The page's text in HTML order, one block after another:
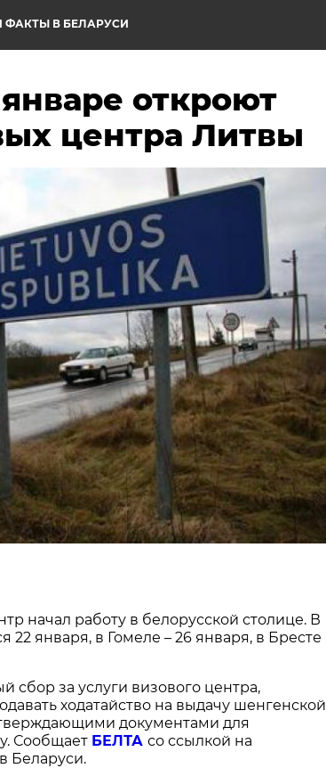
ФАКТЫ В БЕЛАРУСИ
откроют
центра Литвы
начал работу в белорусской столице. В
22 января, в Гомеле – 26 января, в Бресте
сбор за услуги визового центра,
ходатайство на выдачу шенгенской
документами для
Сообщает БЕЛТА со ссылкой на
Беларуси.